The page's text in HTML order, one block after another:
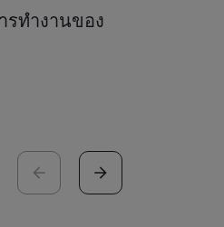
รทำงานของ